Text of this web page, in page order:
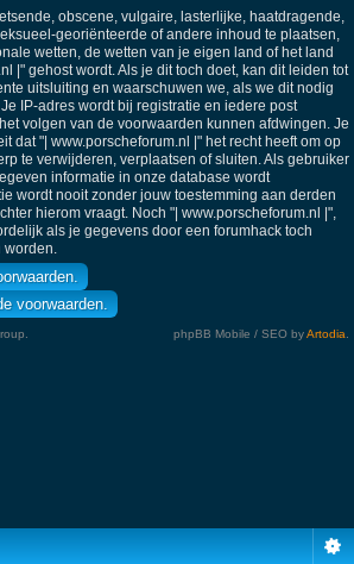
obscene, vulgaire, lasterlijke, haatdragende,
georiënteerde of andere inhoud te plaatsen,
wetten, de wetten van je eigen land of het land
|" gehost wordt. Als je dit toch doet, kan dit leiden tot
uitsluiting en waarschuwen we, als we dit nodig
IP-adres wordt bij registratie en iedere post
volgen van de voorwaarden kunnen afdwingen. Je
dat "| www.porscheforum.nl |" het recht heeft om op
te verwijderen, verplaatsen of sluiten. Als gebruiker
informatie in onze database wordt
wordt nooit zonder jouw toestemming aan derden
hierom vraagt. Noch "| www.porscheforum.nl |",
als je gegevens door een forumhack toch
worden.
phpBB Mobile / SEO byArtodia